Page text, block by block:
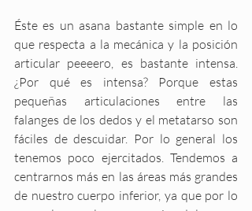
Éste es un asana bastante simple en lo
que respecta a la mecánica y la posición
articular peeeero, es bastante intensa.
¿Por qué es intensa? Porque estas
pequeñas articulaciones entre las
falanges de los dedos y el metatarso son
fáciles de descuidar. Por lo general los
tenemos poco ejercitados. Tendemos a
centrarnos más en las áreas más grandes
de nuestro cuerpo inferior, ya que por lo